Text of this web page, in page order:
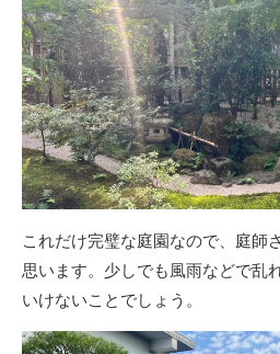
これだけ完璧な庭園なので、庭師
思います。少しでも風雨などで乱
いけないことでしょう。